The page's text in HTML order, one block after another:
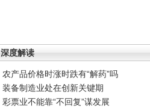
深度解读
农产品价格时涨时跌有“解药”吗
装备制造业处在创新关键期
彩票业不能靠“不回复”谋发展